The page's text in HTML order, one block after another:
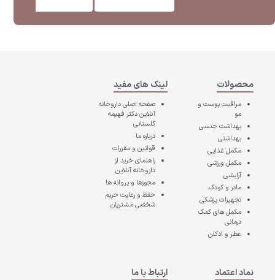
محصولات
مراقبت پوست و
مو
بهداشت جنسی
بهداشتی
مکمل غذایی
مکمل ورزشی
آرایشی
مادر و کودک
تجهیزات پزشکی
مکمل های کمک
درمانی
عطر و ادکلن
لینک های مفید
صفحه اصلیداروخانه
آنلاین دکتر فهیمه
گلستانی
درباره ما
قوانین و مقررات
راهنمای خرید از
داروخانه آنلاین
مجوزها و پروانه ها
حفظ و رعایت حریم
شخصی مشتریان
نماد اعتماد
ارتباط با ما